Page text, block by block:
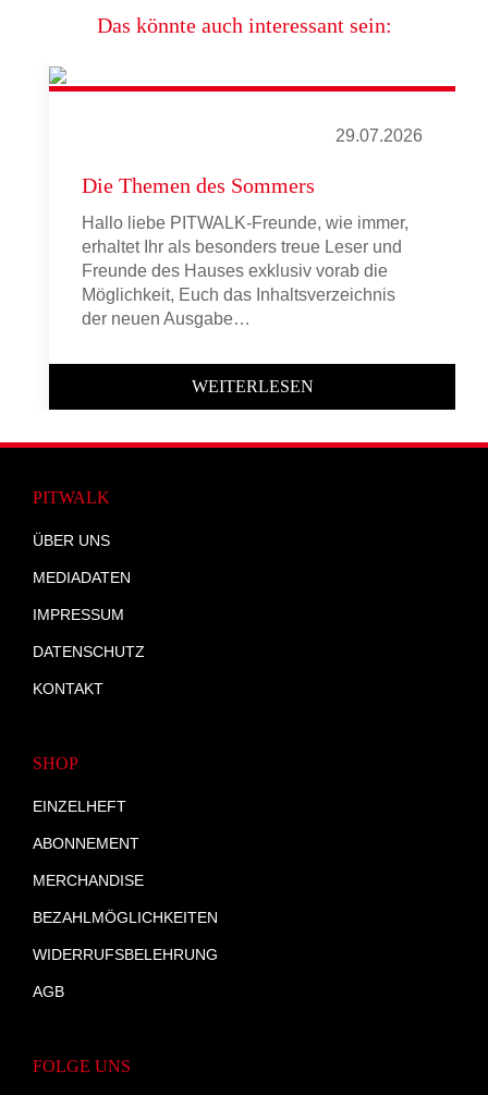
Das könnte auch interessant sein:
29.07.2026
Die Themen des Sommers
Hallo liebe PITWALK-Freunde, wie immer,
erhaltet Ihr als besonders treue Leser und
Freunde des Hauses exklusiv vorab die
Möglichkeit, Euch das Inhaltsverzeichnis
der neuen Ausgabe…
WEITERLESEN
PITWALK
ÜBER UNS
MEDIADATEN
IMPRESSUM
DATENSCHUTZ
KONTAKT
SHOP
EINZELHEFT
ABONNEMENT
MERCHANDISE
BEZAHLMÖGLICHKEITEN
WIDERRUFSBELEHRUNG
AGB
FOLGE UNS